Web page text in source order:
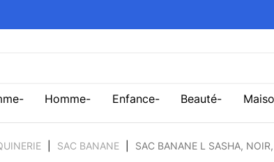
Homme Enfance Beauté
SAC BANANE SAC BANANE L SASHA,